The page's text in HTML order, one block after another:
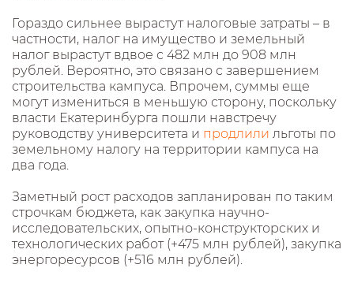
Гораздо сильнее вырастут налоговые затраты – в
частности, налог на имущество и земельный
налог вырастут вдвое с 482 млн до 908 млн
рублей. Вероятно, это связано с завершением
строительства кампуса. Впрочем, суммы еще
могут измениться в меньшую сторону, поскольку
власти Екатеринбурга пошли навстречу
руководству университета и продлили льготы по
земельному налогу на территории кампуса на
два года.
Заметный рост расходов запланирован по таким
строчкам бюджета, как закупка научно-
исследовательских, опытно-конструкторских и
технологических работ (+475 млн рублей), закупка
энергоресурсов (+516 млн рублей).